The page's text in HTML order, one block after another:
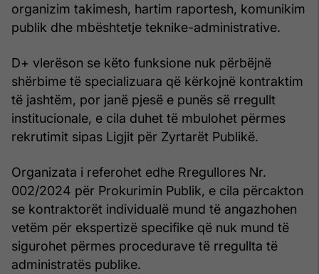
organizim takimesh, hartim raportesh, komunikim
publik dhe mbështetje teknike-administrative.
D+ vlerëson se këto funksione nuk përbëjnë
shërbime të specializuara që kërkojnë kontraktim
të jashtëm, por janë pjesë e punës së rregullt
institucionale, e cila duhet të mbulohet përmes
rekrutimit sipas Ligjit për Zyrtarët Publikë.
Organizata i referohet edhe Rregullores Nr.
002/2024 për Prokurimin Publik, e cila përcakton
se kontraktorët individualë mund të angazhohen
vetëm për ekspertizë specifike që nuk mund të
sigurohet përmes procedurave të rregullta të
administratës publike.